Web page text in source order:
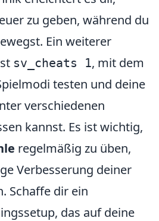
zu geben, während du
Ein weiterer
sv_cheats 1, mit dem
testen und deine
verschiedenen
kannst. Es ist wichtig,
regelmäßig zu üben,
Verbesserung deiner
Schaffe dir ein
das auf deine